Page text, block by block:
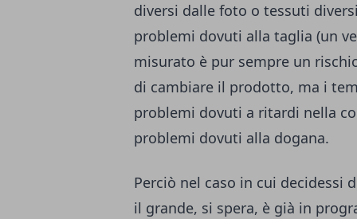
diversi dalle foto o tessuti
problemi dovuti alla taglia (un
misurato è pur sempre un
di cambiare il prodotto, ma i
problemi dovuti a ritardi nella
problemi dovuti alla dogana.
Perciò nel caso in cui decidessi
il grande, si spera, è già in